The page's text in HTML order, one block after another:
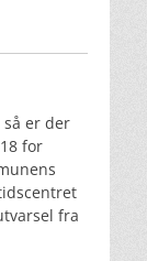
er der
for
fra